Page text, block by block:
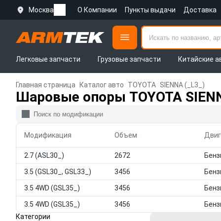
Москва О Компании Пункты выдачи Доставка
Легковые запчасти Грузовые запчасти Китайские
Главная страница Каталог авто TOYOTA SIENNA (_L3_)
Шаровые опоры TOYOTA
Модификация Объем
2.7 (ASL30_) 2672
3.5 (GSL30_, GSL33_) 3456
3.5 4WD (GSL35_) 3456
3.5 4WD (GSL35_)
3456
Категории